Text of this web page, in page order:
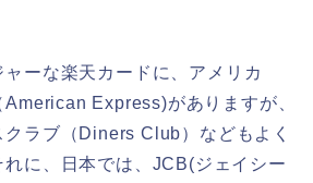
ーな楽天カードに、アメリカ
Express)がありますが、
ラブ（Diners Club）などもよく
に、日本では、JCB(ジェイシー